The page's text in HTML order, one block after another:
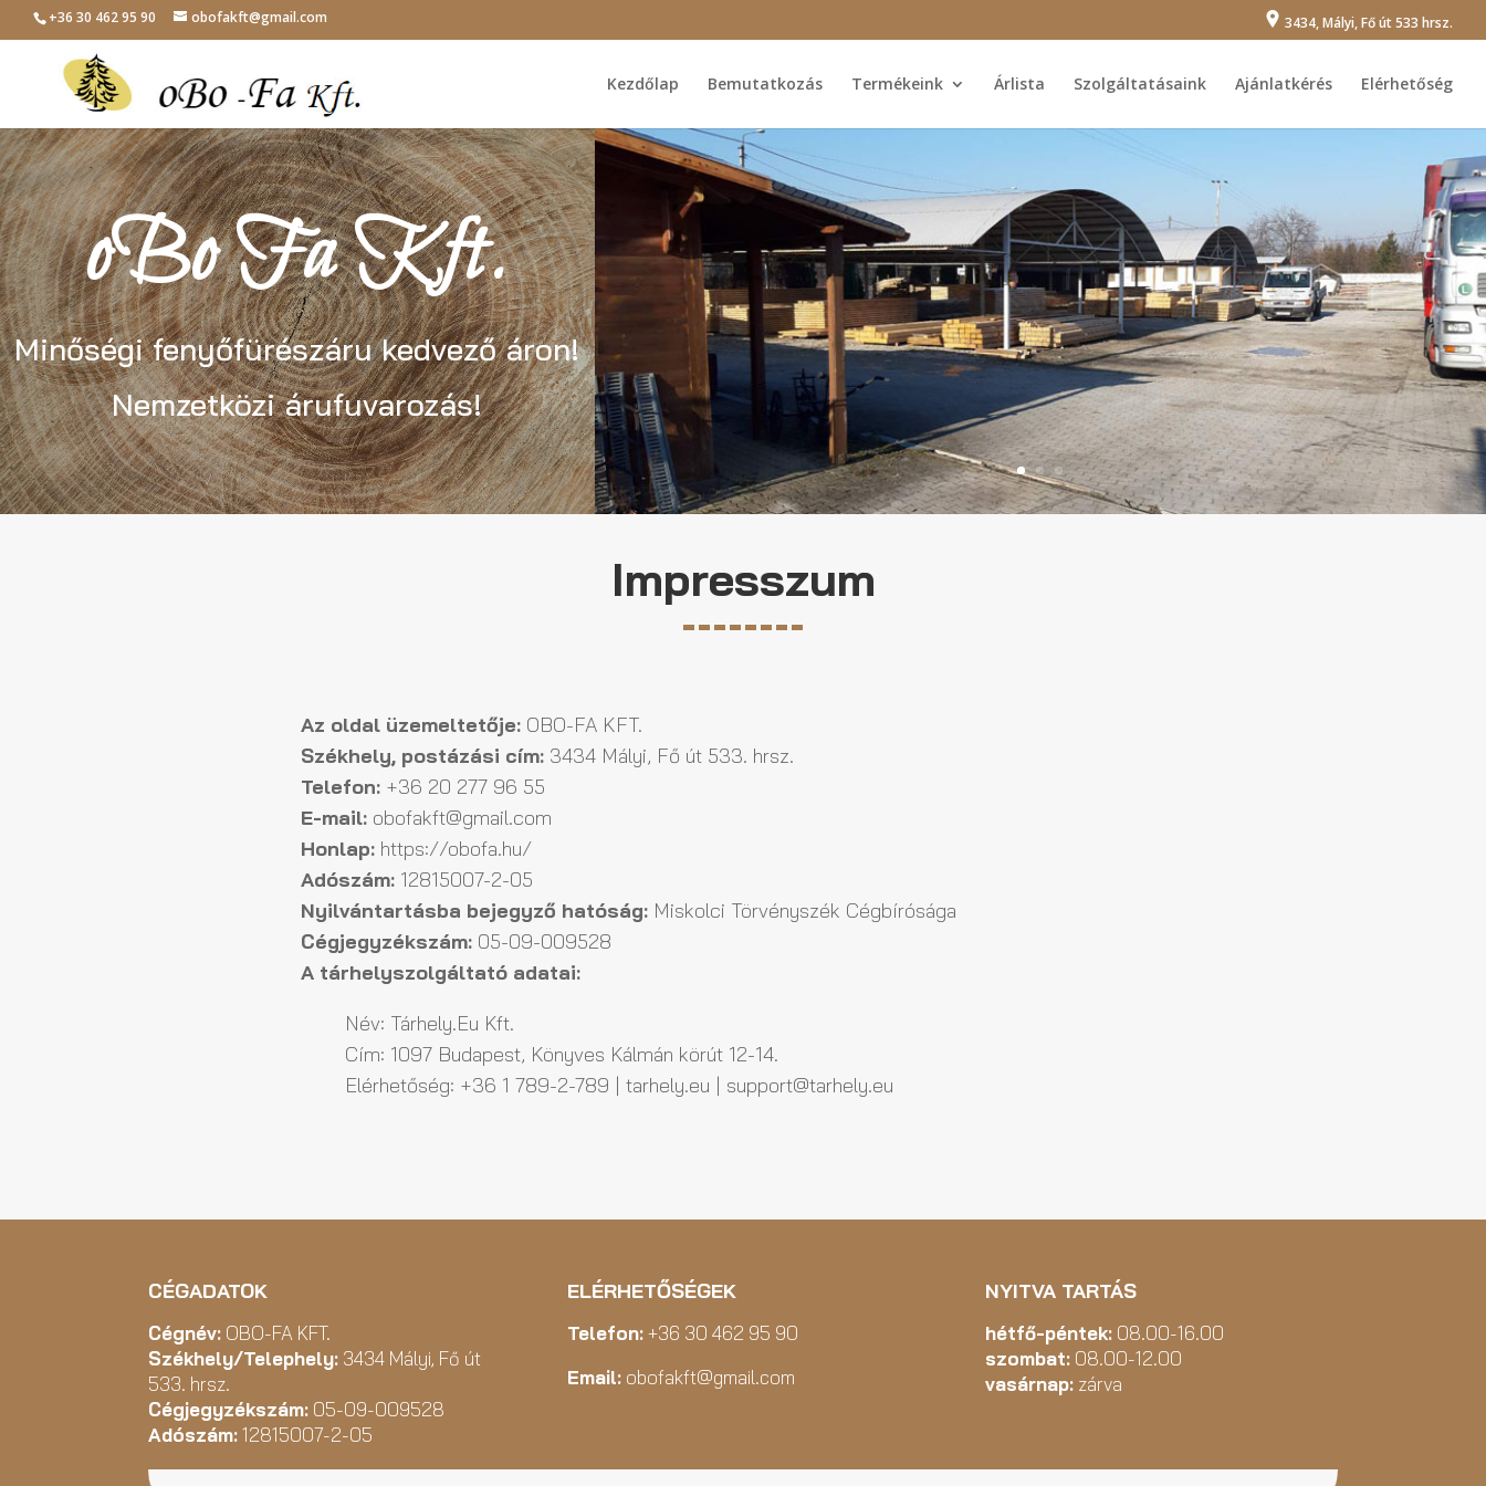
+36 30 462 95 90 obofakft@gmail.com 3434, Mályi, Fő út 533 hrsz.
Kezdőlap Bemutatkozás Termékeink Árlista Szolgáltatásaink Ajánlatkérés Elérhetőség
oBo Fa Kft.
Minőségi fenyőfürészáru kedvező áron!
Nemzetközi árufuvarozás!
Impresszum
Az oldal üzemeltetője: OBO-FA KFT.
Székhely, postázási cím: 3434 Mályi, Fő út 533. hrsz.
Telefon: +36 20 277 96 55
E-mail: obofakft@gmail.com
Honlap: https://obofa.hu/
Adószám: 12815007-2-05
Nyilvántartásba bejegyző hatóság: Miskolci Törvényszék Cégbírósága
Cégjegyzékszám: 05-09-009528
A tárhelyszolgáltató adatai:
Név: Tárhely.Eu Kft.
Cím: 1097 Budapest, Könyves Kálmán körút 12-14.
Elérhetőség: +36 1 789-2-789 | tarhely.eu | support@tarhely.eu
CÉGADATOK
Cégnév: OBO-FA KFT.
Székhely/Telephely: 3434 Mályi, Fő út
533. hrsz.
Cégjegyzékszám: 05-09-009528
Adószám:12815007-2-05
ELÉRHETŐSÉGEK
Telefon: +36 30 462 95 90
Email:obofakft@gmail.com
NYITVA TARTÁS
hétfő-péntek:08.00-16.00
szombat:08.00-12.00
vasárnap:zárva